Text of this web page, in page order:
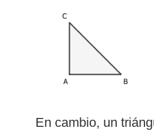
En cambio, un